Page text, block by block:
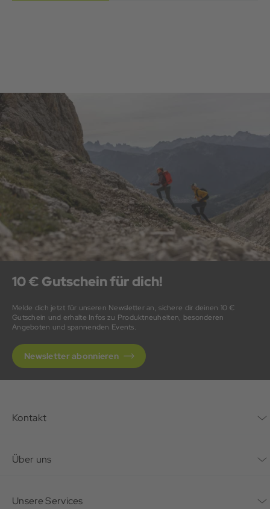
10 € Gutschein für dich!
Melde dich jetzt für unseren Newsletter an, sichere dir deinen 10 €
Gutschein und erhalte Infos zu Produktneuheiten, besonderen
Angeboten und spannenden Events.
Newsletter abonnieren
Kontakt
Über uns
Unsere Services